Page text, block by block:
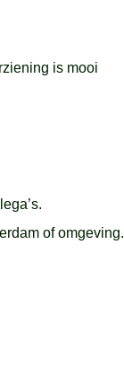
is mooi
of omgeving.